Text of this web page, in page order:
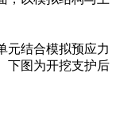
元结合模拟预应力
下图为开挖支护后